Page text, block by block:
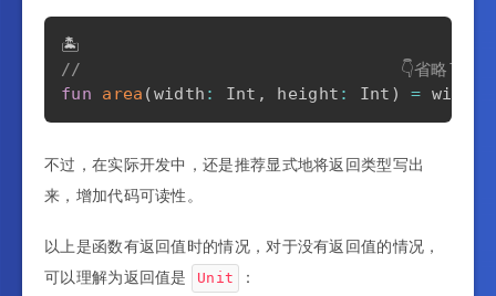
//                               👇省略了返回
fun
area (width : Int , height : Int ) = width
不过，在实际开发中，还是推荐显式地将返回类型写出
来，增加代码可读性。
以上是函数有返回值时的情况，对于没有返回值的情况，
可以理解为返回值是
Unit ：